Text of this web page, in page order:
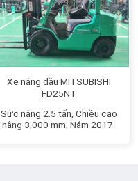
Xe nâng dầu MITSUBISHI
FD25NT
Sức nâng 2.5 tấn, Chiều cao
nâng 3,000 mm, Năm 2017.